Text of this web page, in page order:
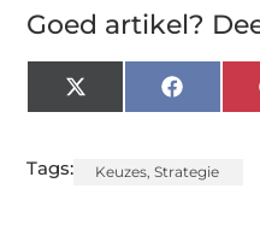
Goed artikel?
X
(Twitter)
Tags: Keuzes,Strategie